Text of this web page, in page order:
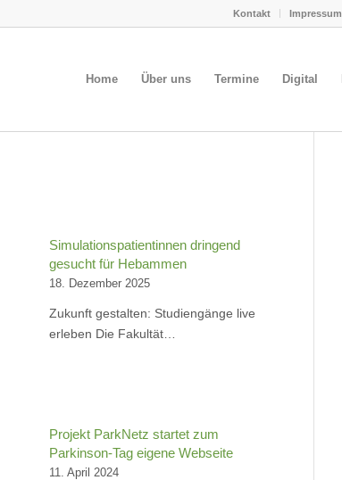
Kontakt Impressum
Home Über uns Termine Digital
Simulationspatientinnen dringend
gesucht für Hebammen
18. Dezember 2025
Zukunft gestalten: Studiengänge live
erleben Die Fakultät…
Projekt ParkNetz startet zum
Parkinson-Tag eigene Webseite
11. April 2024